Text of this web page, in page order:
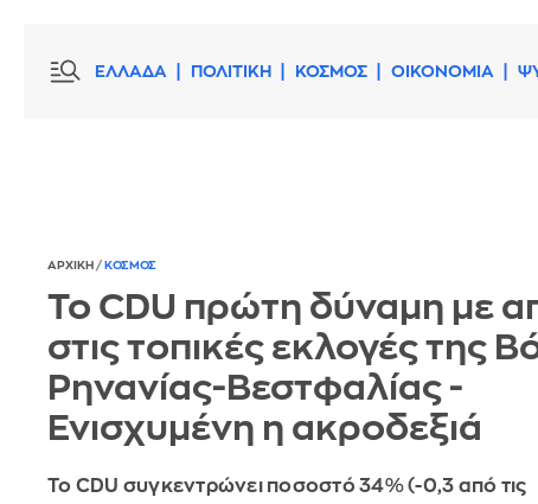
ΕΛΛΑΔΑ ΠΟΛΙΤΙΚΗ ΚΟΣΜΟΣ ΟΙΚΟΝΟΜΙΑ
ΑΡΧΙΚΗ / ΚΟΣΜΟΣ
Το CDU πρώτη δύναμη με
στις τοπικές εκλογές της
Ρηνανίας-Βεστφαλίας -
Ενισχυμένη η ακροδεξιά
Το CDU συγκεντρώνει ποσοστό 34% (-0,3 από τις